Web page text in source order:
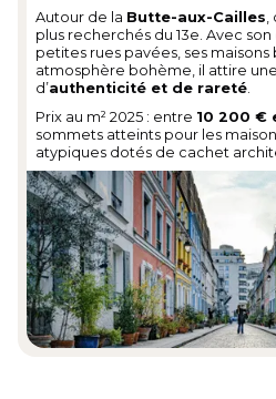
Autour de la Butte-aux-Cailles
plus recherchés du 13e. Avec
petites rues pavées, ses maisons
atmosphère bohème, il attire
d’authenticité et de rareté
Prix au m² 2025 : entre 10 200 €
sommets atteints pour les
atypiques dotés de cachet